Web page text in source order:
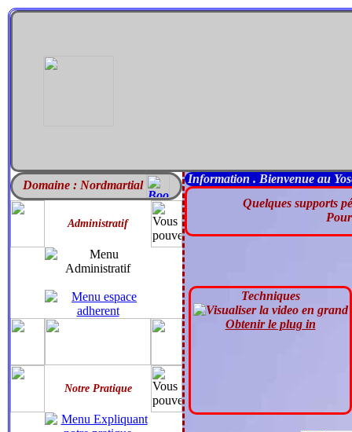
Domaine : Nordmartial
Administratif
Notre Pratique
Information . Bienvenue au
Quelques supports
Techniques
Obtenir le plug in